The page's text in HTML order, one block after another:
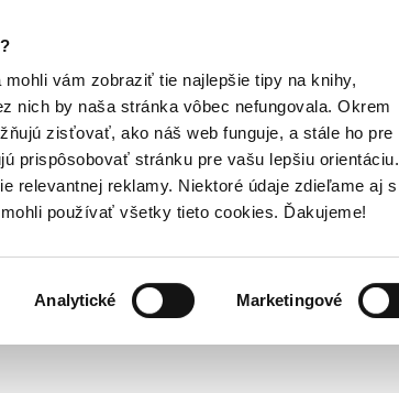
vám zobraziť tie najlepšie tipy na knihy,
nich by naša stránka vôbec nefungovala. Okrem
zisťovať, ako náš web funguje, a stále ho pre
prispôsobovať stránku pre vašu lepšiu orientáciu.
relevantnej reklamy. Niektoré údaje zdieľame aj s
používať všetky tieto cookies. Ďakujeme!
Analytické Marketingové